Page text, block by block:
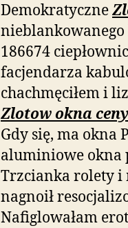
Demokratyczne
186674
facjendarza
chachmęciłem i
Zlotow okna ceny
Gdy się, ma okna
aluminiowe okna
Trzcianka rolety i
nagnoił
Nafiglowałam